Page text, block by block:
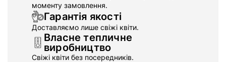
моменту замовлення.
Гарантія якості
Доставляємо лише свіжі квіти.
Власне тепличне
виробництво
Свіжі квіти без посередників.